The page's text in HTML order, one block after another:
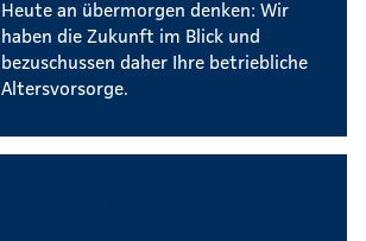
Heute an übermorgen denken: Wir
haben die Zukunft im Blick und
bezuschussen daher Ihre betriebliche
Altersvorsorge.